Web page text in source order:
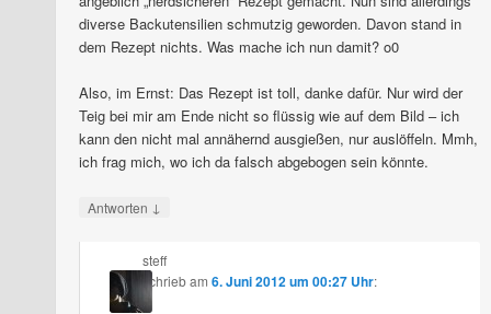
diverse Backutensilien schmutzig geworden. Davon stand in
dem Rezept nichts. Was mache ich nun damit? o0
Also, im Ernst: Das Rezept ist toll, danke dafür. Nur wird der
Teig bei mir am Ende nicht so flüssig wie auf dem Bild – ich
kann den nicht mal annähernd ausgießen, nur auslöffeln. Mmh,
ich frag mich, wo ich da falsch abgebogen sein könnte.
Antworten ↓
steff
schriebam 6. Juni 2012 um 00:27 Uhr: